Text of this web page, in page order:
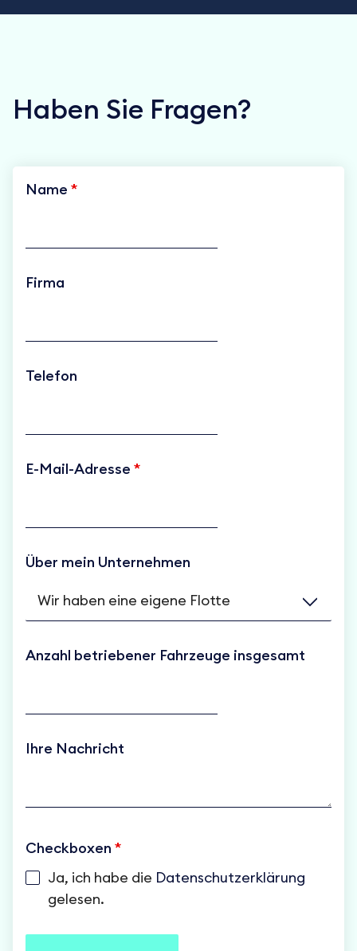
Haben Sie Fragen?
Name *
Firma
Telefon
E-Mail-Adresse *
Über mein Unternehmen
Anzahl betriebener Fahrzeuge insgesamt
Ihre Nachricht
Checkboxen *
Ja, ich habe die Datenschutzerklärung
gelesen.